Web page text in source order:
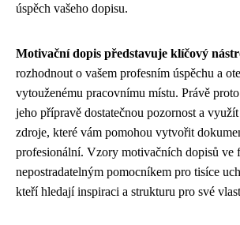
úspěch vašeho dopisu.
Motivační dopis představuje klíčový
rozhodnout o vašem profesním úspěchu a
vytouženému pracovnímu místu. Právě
jeho přípravě dostatečnou pozornost a
zdroje, které vám pomohou vytvořit
profesionální. Vzory motivačních dopisů ve
nepostradatelným pomocníkem pro tisíce
kteří hledají inspiraci a strukturu pro své